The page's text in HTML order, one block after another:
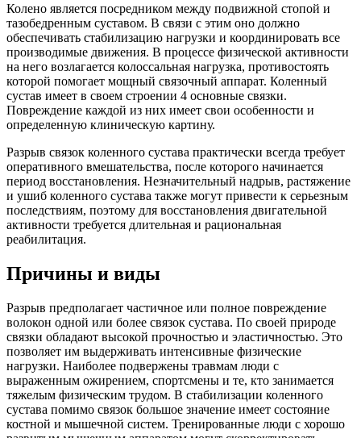
Колено является посредником между подвижной стопой и
тазобедренным суставом. В связи с этим оно должно
обеспечивать стабилизацию нагрузки и координировать все
производимые движения. В процессе физической активности
на него возлагается колоссальная нагрузка, противостоять
которой помогает мощный связочный аппарат. Коленный
сустав имеет в своем строении 4 основные связки.
Повреждение каждой из них имеет свои особенности и
определенную клиническую картину.
Разрыв связок коленного сустава практически всегда требует
оперативного вмешательства, после которого начинается
период восстановления. Незначительный надрыв, растяжение
и ушиб коленного сустава также могут привести к серьезным
последствиям, поэтому для восстановления двигательной
активности требуется длительная и рациональная
реабилитация.
Причины и виды
Разрыв предполагает частичное или полное повреждение
волокон одной или более связок сустава. По своей природе
связки обладают высокой прочностью и эластичностью. Это
позволяет им выдерживать интенсивные физические
нагрузки. Наиболее подвержены травмам люди с
выраженным ожирением, спортсмены и те, кто занимается
тяжелым физическим трудом. В стабилизации коленного
сустава помимо связок большое значение имеет состояние
костной и мышечной систем. Тренированные люди с хорошо